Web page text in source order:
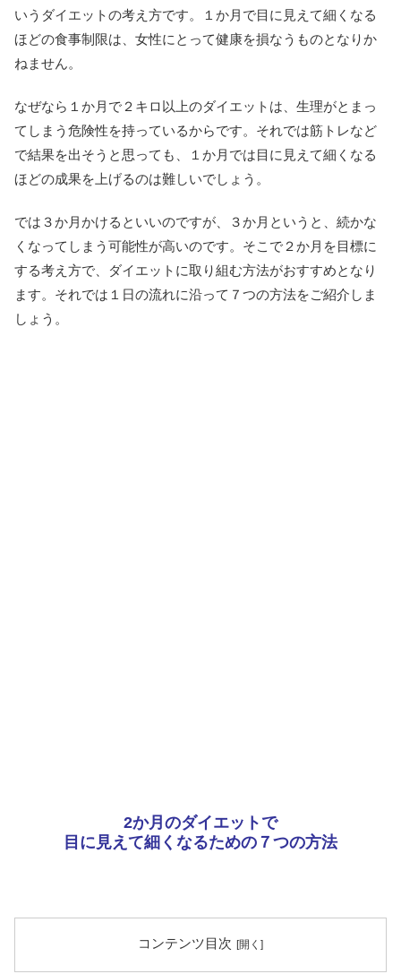
いうダイエットの考え方です。１か月で目に見えて細くなる
ほどの食事制限は、女性にとって健康を損なうものとなりか
ねません。
なぜなら１か月で２キロ以上のダイエットは、生理がとまっ
てしまう危険性を持っているからです。それでは筋トレなど
で結果を出そうと思っても、１か月では目に見えて細くなる
ほどの成果を上げるのは難しいでしょう。
では３か月かけるといいのですが、３か月というと、続かな
くなってしまう可能性が高いのです。そこで２か月を目標に
する考え方で、ダイエットに取り組む方法がおすすめとなり
ます。それでは１日の流れに沿って７つの方法をご紹介しま
しょう。
2か月のダイエットで
目に見えて細くなるための７つの方法
コンテンツ目次